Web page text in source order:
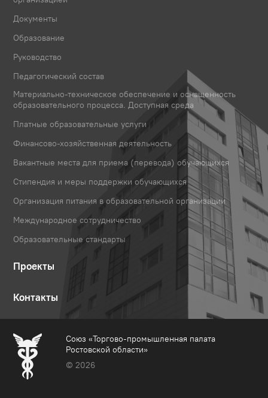
Документы
Образование
Руководство
Педагогический состав
Материально-техническое обеспечение и оснащенность
образовательного процесса. Доступная среда
Платные образовательные услуги
Финансово-хозяйственная деятельность
Вакантные места для приема (перевода) обучающихся
Стипендия и меры поддержки обучающихся
Организация питания в образовательной организации
Международное сотрудничество
Образовательные стандарты
Проекты
Контакты
Союз «Торгово-промышленная палата
Ростовской области»
© 2026